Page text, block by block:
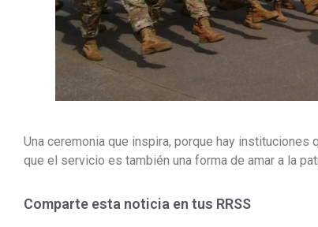
Una ceremonia que inspira, porque hay instituciones
que el servicio es también una forma de amar a la
Comparte esta noticia en tus RRSS